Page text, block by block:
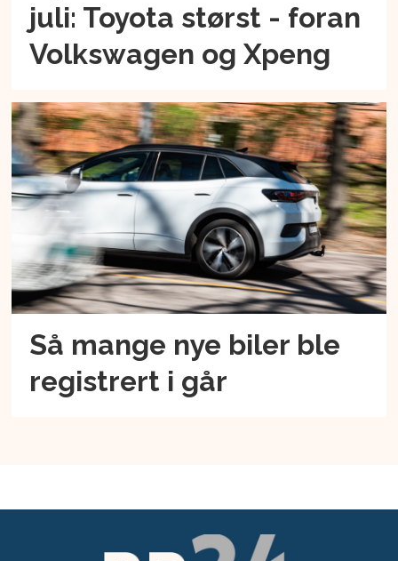
juli: Toyota størst - foran
Volkswagen og Xpeng
Så mange nye biler ble
registrert i går